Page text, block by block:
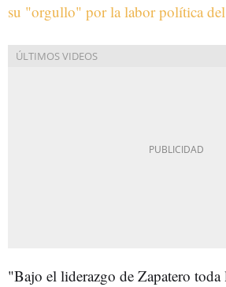
su "orgullo" por la labor política del
"Bajo el liderazgo de Zapatero toda